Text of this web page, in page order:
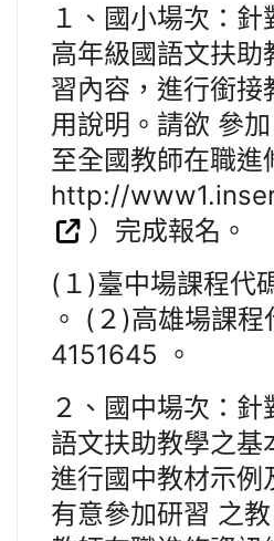
１、國小場次：針
高年級國語文扶助
習內容，進行銜接
用說明。請欲 參
至全國教師在職進
http://
）完成報名。
(１)臺中場課程代
。 (２)高雄場課程
4151645 。
２、國中場次：針
語文扶助教學之基
進行國中教材示例
有意參加研習 之